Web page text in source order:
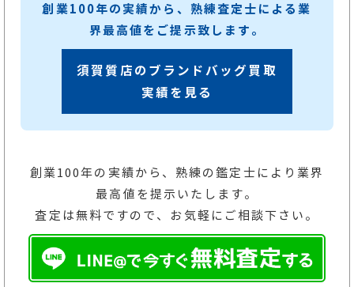
創業100年の実績から、熟練査定士による業
界最高値をご提示致します。
須賀質店のブランドバッグ買取
実績を見る
創業100年の実績から、熟練の鑑定士により業界
最高値を提示いたします。
査定は無料ですので、お気軽にご相談下さい。